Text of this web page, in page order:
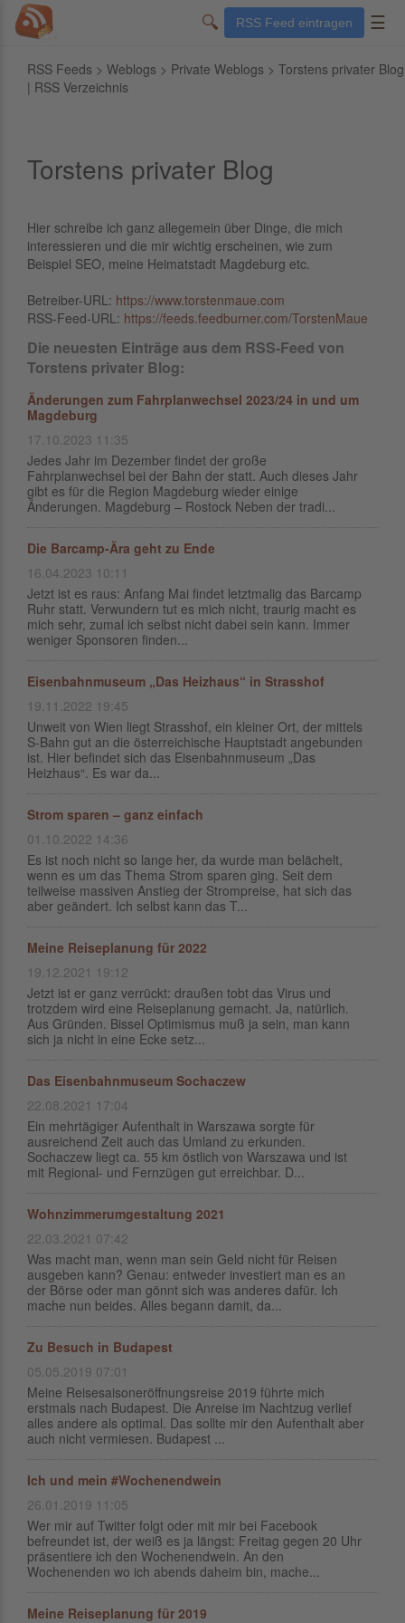
🔍 RSS Feed eintragen ☰
RSS Feeds > Weblogs > Private Weblogs > Torstens privater Blog
| RSS Verzeichnis
Torstens privater Blog
Hier schreibe ich ganz allegemein über Dinge, die mich
interessieren und die mir wichtig erscheinen, wie zum
Beispiel SEO, meine Heimatstadt Magdeburg etc.
Betreiber-URL: https://www.torstenmaue.com
RSS-Feed-URL: https://feeds.feedburner.com/TorstenMaue
Die neuesten Einträge aus dem RSS-Feed von
Torstens privater Blog:
Änderungen zum Fahrplanwechsel 2023/24 in und um
Magdeburg
17.10.2023 11:35
Jedes Jahr im Dezember findet der große
Fahrplanwechsel bei der Bahn der statt. Auch dieses Jahr
gibt es für die Region Magdeburg wieder einige
Änderungen. Magdeburg – Rostock Neben der tradi...
Die Barcamp-Ära geht zu Ende
16.04.2023 10:11
Jetzt ist es raus: Anfang Mai findet letztmalig das Barcamp
Ruhr statt. Verwundern tut es mich nicht, traurig macht es
mich sehr, zumal ich selbst nicht dabei sein kann. Immer
weniger Sponsoren finden...
Eisenbahnmuseum „Das Heizhaus“ in Strasshof
19.11.2022 19:45
Unweit von Wien liegt Strasshof, ein kleiner Ort, der mittels
S-Bahn gut an die österreichische Hauptstadt angebunden
ist. Hier befindet sich das Eisenbahnmuseum „Das
Heizhaus“. Es war da...
Strom sparen – ganz einfach
01.10.2022 14:36
Es ist noch nicht so lange her, da wurde man belächelt,
wenn es um das Thema Strom sparen ging. Seit dem
teilweise massiven Anstieg der Strompreise, hat sich das
aber geändert. Ich selbst kann das T...
Meine Reiseplanung für 2022
19.12.2021 19:12
Jetzt ist er ganz verrückt: draußen tobt das Virus und
trotzdem wird eine Reiseplanung gemacht. Ja, natürlich.
Aus Gründen. Bissel Optimismus muß ja sein, man kann
sich ja nicht in eine Ecke setz...
Das Eisenbahnmuseum Sochaczew
22.08.2021 17:04
Ein mehrtägiger Aufenthalt in Warszawa sorgte für
ausreichend Zeit auch das Umland zu erkunden.
Sochaczew liegt ca. 55 km östlich von Warszawa und ist
mit Regional- und Fernzügen gut erreichbar. D...
Wohnzimmerumgestaltung 2021
22.03.2021 07:42
Was macht man, wenn man sein Geld nicht für Reisen
ausgeben kann? Genau: entweder investiert man es an
der Börse oder man gönnt sich was anderes dafür. Ich
mache nun beides. Alles begann damit, da...
Zu Besuch in Budapest
05.05.2019 07:01
Meine Reisesaisoneröffnungsreise 2019 führte mich
erstmals nach Budapest. Die Anreise im Nachtzug verlief
alles andere als optimal. Das sollte mir den Aufenthalt aber
auch nicht vermiesen. Budapest ...
Ich und mein #Wochenendwein
26.01.2019 11:05
Wer mir auf Twitter folgt oder mit mir bei Facebook
befreundet ist, der weiß es ja längst: Freitag gegen 20 Uhr
präsentiere ich den Wochenendwein. An den
Wochenenden wo ich abends daheim bin, mache...
Meine Reiseplanung für 2019